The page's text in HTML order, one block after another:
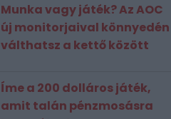
Munka vagy játék? Az AOC
új monitorjaival könnyedén
válthatsz a kettő között
Íme a 200 dolláros játék,
amit talán pénzmosásra